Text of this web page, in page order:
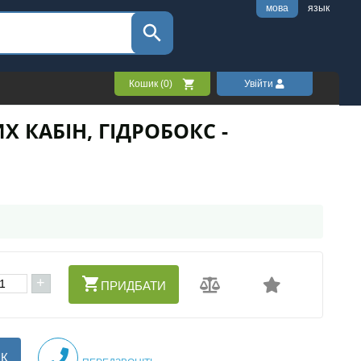
мова язык
Кошик (0) Увійти
ГІДРОБОКС -
+ ПРИДБАТИ